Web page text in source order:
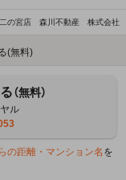
二の宮店 森川不動産 株式会社
(無料)
（無料）
ル
の距離・マンション名 を